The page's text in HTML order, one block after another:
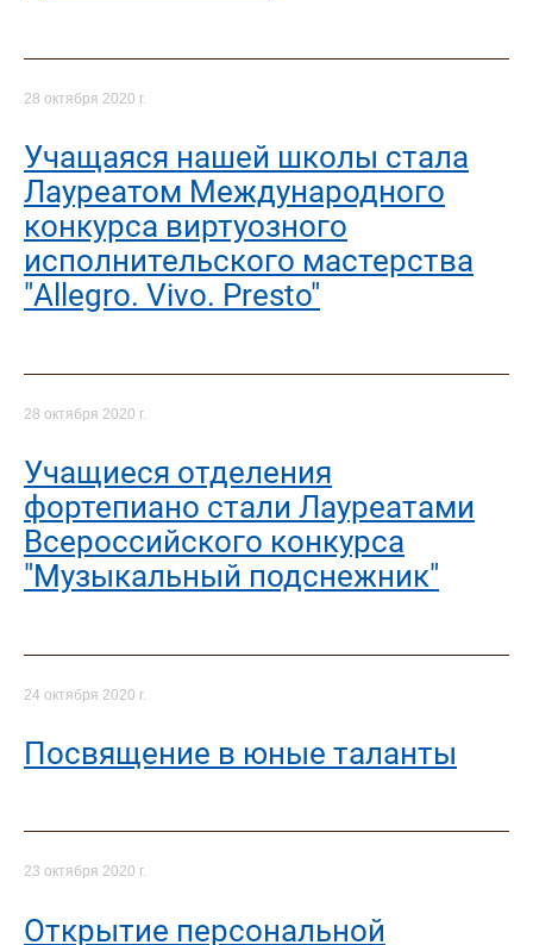
28 октября 2020 г.
Учащаяся нашей школы стала
Лауреатом Международного
конкурса виртуозного
исполнительского мастерства
"Allegro. Vivo. Presto"
28 октября 2020 г.
Учащиеся отделения
фортепиано стали Лауреатами
Всероссийского конкурса
"Музыкальный подснежник"
24 октября 2020 г.
Посвящение в юные таланты
23 октября 2020 г.
Открытие персональной